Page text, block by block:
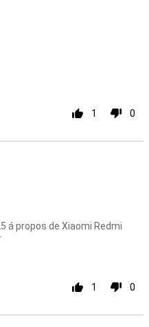
1 0
á propos de Xiaomi Redmi
1 0